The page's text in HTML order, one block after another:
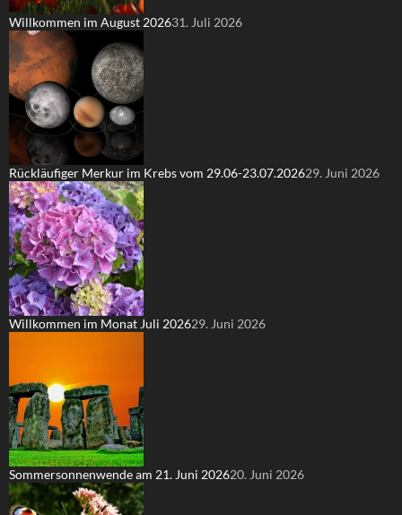
Willkommen im August 202631. Juli 2026
Rückläufiger Merkur im Krebs vom 29.06-23.07.202629. Juni 2026
Willkommen im Monat Juli 202629. Juni 2026
Sommersonnenwende am 21. Juni 202620. Juni 2026